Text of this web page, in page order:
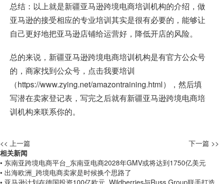
总结：以上就是新疆亚马逊跨境电商培训机构的介绍，做
亚马逊的接受相应的专业培训其实是很有必要的，能够让
自己更好地把亚马逊店铺给运营好，降低开店的风险。
总的来说，新疆亚马逊跨境电商培训机构是有官方公众号
的，商家找到公众号，点击我要培训
（https://www.zying.net/amazontraining.html），然后填
写潜在卖家登记表，写完之后就有新疆亚马逊跨境电商培
训机构来联系你的。
<< 上一篇
下一篇 >>
相关新闻
• 东南亚跨境电商平台_东南亚电商2028年GMV或将达到1750亿美元
• 出海欧洲_跨境电商卖家是时候换个思路了